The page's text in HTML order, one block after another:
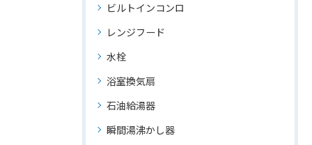
ビルトインコンロ
レンジフード
水栓
浴室換気扇
石油給湯器
瞬間湯沸かし器